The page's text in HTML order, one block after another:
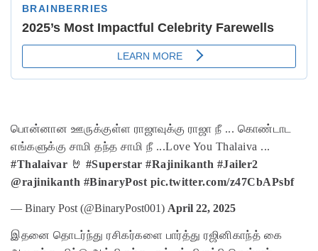
பொன்னான ஊருக்குள்ள ராஜாவுக்கு ராஜா நீ ... கொண்டாட
எங்களுக்கு சாமி தந்த சாமி நீ ...Love You Thalaiva ...
#Thalaivar 🤘 #Superstar #Rajinikanth #Jailer2
@rajinikanth #BinaryPost pic.twitter.com/z47CbAPsbf
— Binary Post (@BinaryPost001) April 22, 2025
இதனை தொடர்ந்து ரசிகர்களை பார்த்து ரஜினிகாந்த் கை